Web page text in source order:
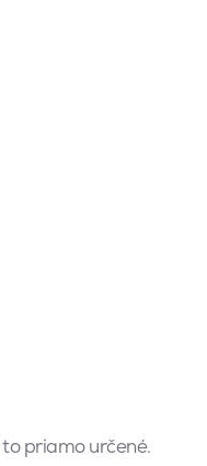
priamo určené.